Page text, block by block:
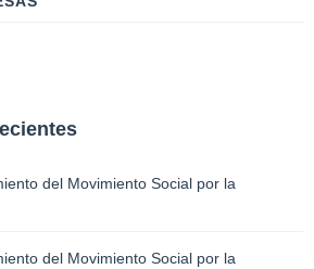
del Movimiento Social por la
del Movimiento Social por la